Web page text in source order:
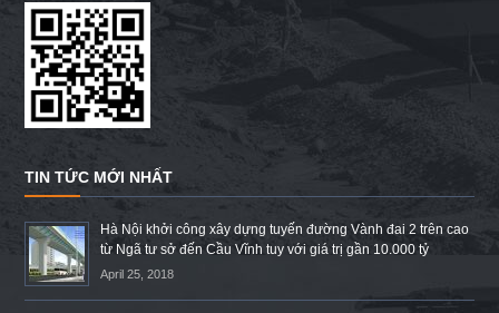
TIN TỨC MỚI NHẤT
Hà Nội khởi công xây dựng tuyến đường Vành đai 2 trên cao
từ Ngã tư sở đến Cầu Vĩnh tuy với giá trị gần 10.000 tỷ
April 25, 2018